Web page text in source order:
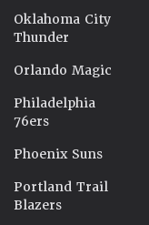
Oklahoma City
Thunder
Orlando Magic
Philadelphia
76ers
Phoenix Suns
Portland Trail
Blazers